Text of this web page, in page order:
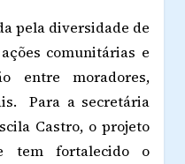
pela diversidade de
comunitárias e
entre moradores,
Para a secretária
Castro, o projeto
tem fortalecido o